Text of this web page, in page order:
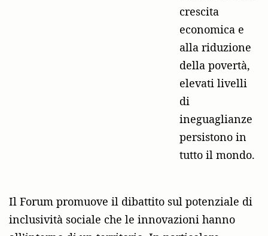
crescita
economica e
alla riduzione
della povertà,
elevati livelli
di
ineguaglianze
persistono in
tutto il mondo.
Il Forum promuove il dibattito sul potenziale di
inclusività sociale che le innovazioni hanno